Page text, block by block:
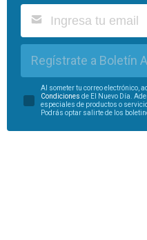
Regístrate a Boletín
Al someter tu correo electrónico,
Condiciones de El Nuevo Día.
especiales de productos o
Podrás optar salirte de los